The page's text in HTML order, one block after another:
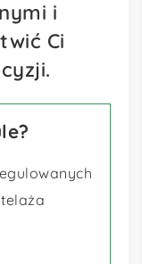
i
Ci